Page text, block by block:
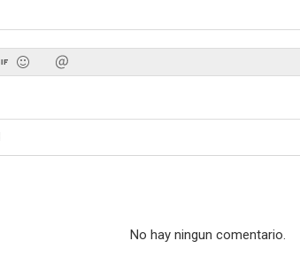
No hay ningun comentario.